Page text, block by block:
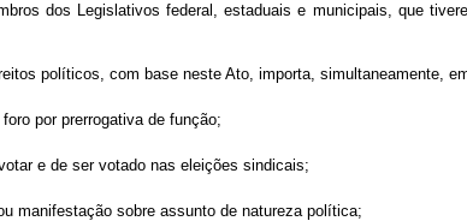
dos Legislativos federal, estaduais e municipais, que
políticos, com base neste Ato, importa,
por prerrogativa de função;
e de ser votado nas eleições sindicais;
manifestação sobre assunto de natureza política;